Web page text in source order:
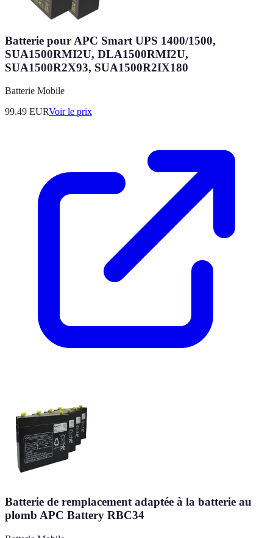
Batterie pour APC Smart UPS 1400/1500,
SUA1500RMI2U, DLA1500RMI2U,
SUA1500R2X93, SUA1500R2IX180
Batterie Mobile
99.49 EURVoir le prix
Batterie de remplacement adaptée à la batterie au
plomb APC Battery RBC34